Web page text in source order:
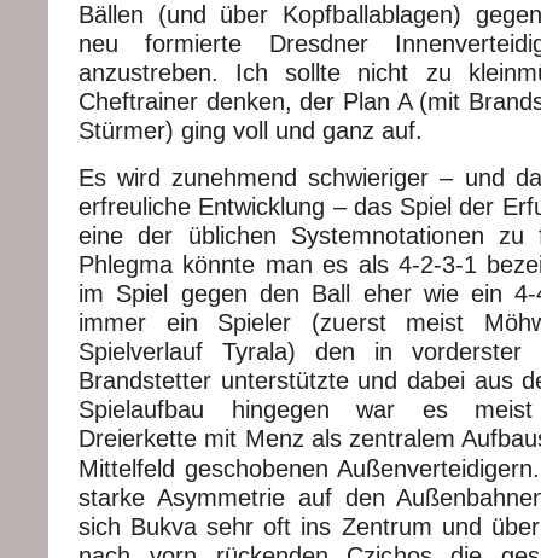
Bällen (und über Kopfballablagen)
neu formierte Dresdner
anzustreben. Ich sollte nicht zu
Cheftrainer denken, der Plan A (mit
Stürmer) ging voll und ganz auf.
Es wird zunehmend schwieriger – und
erfreuliche Entwicklung – das Spiel der
eine der üblichen Systemnotationen
Phlegma könnte man es als 4-2-3-1
im Spiel gegen den Ball eher wie ein 4-
immer ein Spieler (zuerst meist
Spielverlauf Tyrala) den in vorderster
Brandstetter unterstützte und dabei aus
Spielaufbau hingegen war es
Dreierkette mit Menz als zentralem
Mittelfeld geschobenen
starke Asymmetrie auf den
sich Bukva sehr oft ins Zentrum und